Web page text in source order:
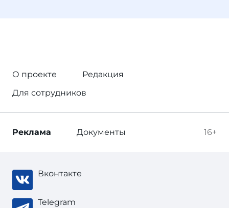
О проекте
Редакция
Для сотрудников
16+
Реклама Документы
Вконтакте
Telegram